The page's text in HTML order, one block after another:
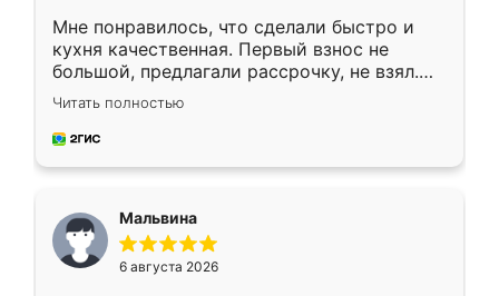
Мне понравилось, что сделали быстро и
кухня качественная. Первый взнос не
большой, предлагали рассрочку, не взял.
Ждал меньше месяца, сборщик с прямыми
руками. По цене вышло адекватно.
Рекомендую!
Читать полностью
Мальвина
6 августа 2026